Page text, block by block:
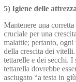
5) Igiene delle
Mantenere una
cruciale per una
malattie; pertanto,
della crescita dei
tettarelle e dei secchi. I
tettarella dovrebbe
asciugato “a testa in